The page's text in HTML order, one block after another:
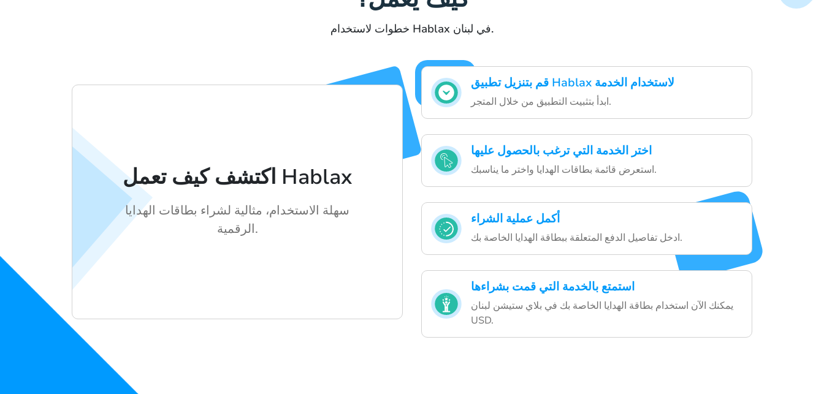
خطوات لاستخدام Hablax في لبنان.
قم بتنزيل تطبيق Hablax لاستخدام الخدمة
ابدأ بتثبيت التطبيق من خلال المتجر.
اختر الخدمة التي ترغب بالحصول عليها
استعرض قائمة بطاقات الهدايا واختر ما يناسبك.
أكمل عملية الشراء
ادخل تفاصيل الدفع المتعلقة ببطاقة الهدايا الخاصة بك.
استمتع بالخدمة التي قمت بشراءها
يمكنك الآن استخدام بطاقة الهدايا الخاصة بك في بلاي ستيشن لبنان
USD.
اكتشف كيف تعمل Hablax
سهلة الاستخدام، مثالية لشراء بطاقات الهدايا
الرقمية.